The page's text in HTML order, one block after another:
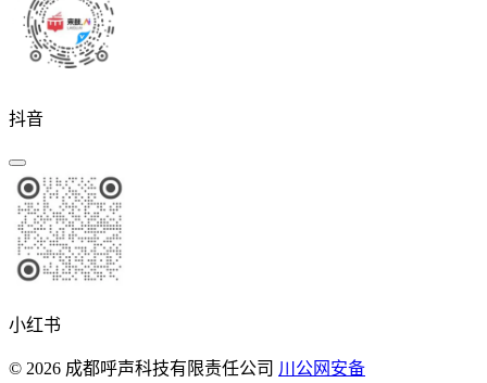
抖音
小红书
© 2026 成都呼声科技有限责任公司 川公网安备